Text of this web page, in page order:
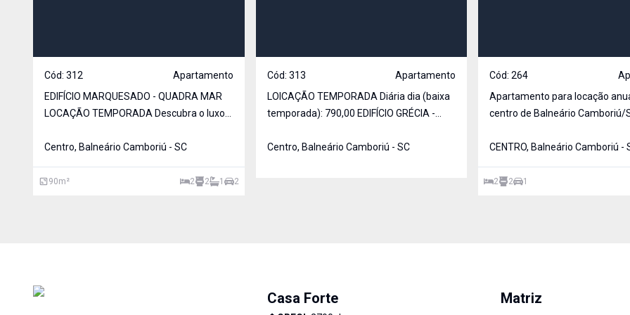
Cód: 312
Apartamento
EDIFÍCIO MARQUESADO - QUADRA MAR
LOCAÇÃO TEMPORADA Descubra o luxo e
coração de Balneário Camboriú! Este
para viver com qualidade: piso laminado e
Centro, Balneário Camboriú - SC
90m² 2 2 1 2
Cód: 313
Apartamento
LOICAÇÃO TEMPORADA Diária dia (baixa
temporada): 790,00 EDIFÍCIO GRÉCIA -
frente mar, localizado na avenida mais
Centro, Balneário Camboriú - SC
Cód: 264
Apartamento para locação
centro de Balneário Camboriú/
Rua tranquila. * 02 dormitórios sendo 1
estar * Sala de jantar * Sacada
CENTRO, Balneário Camboriú -
2 2 1
Casa Forte Matriz